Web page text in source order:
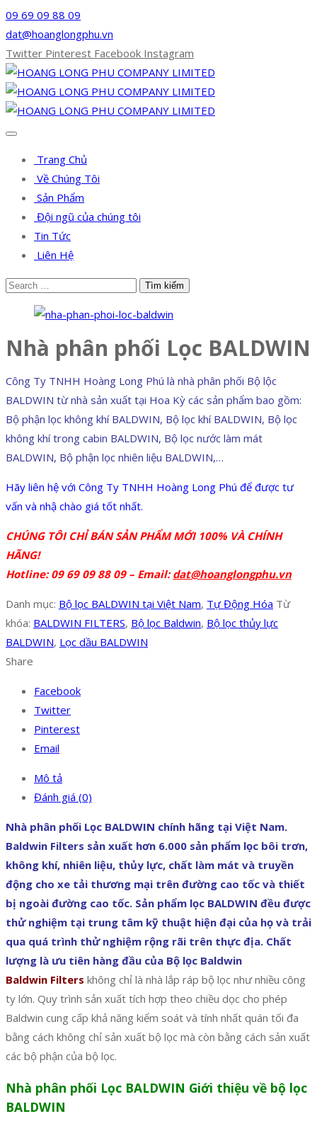
09 69 09 88 09
dat@hoanglongphu.vn
Twitter Pinterest Facebook Instagram
Trang Chủ
Về Chúng Tôi
Sản Phẩm
Đội ngũ của chúng tôi
Tin Tức
Liên Hệ
Nhà phân phối Lọc BALDWIN
Công Ty TNHH Hoàng Long Phú là nhà phân phối Bộ lộc
BALDWIN từ nhà sản xuất tại Hoa Kỳ các sản phẩm bao gồm:
Bộ phận lọc không khí BALDWIN, Bộ lọc khí BALDWIN, Bộ lọc
không khí trong cabin BALDWIN, Bộ lọc nước làm mát
BALDWIN, Bộ phận lọc nhiên liệu BALDWIN,…
Hãy liên hệ với Công Ty TNHH Hoàng Long Phú để được tư
vấn và nhậ chào giá tốt nhất.
CHÚNG TÔI CHỈ BÁN SẢN PHẨM MỚI 100% VÀ CHÍNH
HÃNG!
Hotline: 09 69 09 88 09 – Email:dat@hoanglongphu.vn
Danh mục: Bộ lọc BALDWIN tại Việt Nam, Tự Động Hóa Từ
khóa: BALDWIN FILTERS, Bộ lọc Baldwin, Bộ lọc thủy lực
BALDWIN, Lọc dầu BALDWIN
Share
Facebook
Twitter
Pinterest
Email
Mô tả
Đánh giá (0)
Nhà phân phối Lọc BALDWIN chính hãng tại Việt Nam.
Baldwin Filters sản xuất hơn 6.000 sản phẩm lọc bôi trơn,
không khí, nhiên liệu, thủy lực, chất làm mát và truyền
động cho xe tải thương mại trên đường cao tốc và thiết
bị ngoài đường cao tốc. Sản phẩm lọc BALDWIN đều được
thử nghiệm tại trung tâm kỹ thuật hiện đại của họ và trải
qua quá trình thử nghiệm rộng rãi trên thực địa. Chất
lượng là ưu tiên hàng đầu của Bộ lọc Baldwin
Baldwin Filters không chỉ là nhà lắp ráp bộ lọc như nhiều công
ty lớn. Quy trình sản xuất tích hợp theo chiều dọc cho phép
Baldwin cung cấp khả năng kiểm soát và tính nhất quán tối đa
bằng cách không chỉ sản xuất bộ lọc mà còn bằng cách sản xuất
các bộ phận của bộ lọc.
Nhà phân phối Lọc BALDWIN Giới thiệu về bộ lọc
BALDWIN